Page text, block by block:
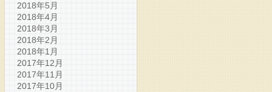
2018年5月
2018年4月
2018年3月
2018年2月
2018年1月
2017年12月
2017年11月
2017年10月